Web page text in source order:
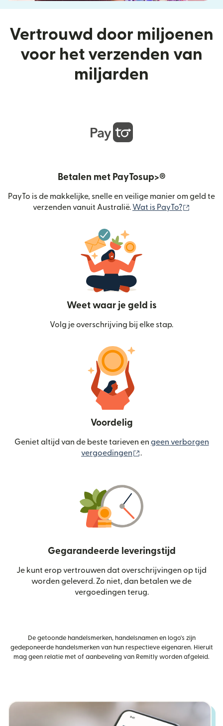
Vertrouwd door miljoenen
voor het verzenden van
miljarden
Betalen met PayTosup>®
PayTo is de makkelijke, snelle en veilige manier om geld te
verzenden vanuit Australië. Wat is PayTo?
Weet waar je geld is
Volg je overschrijving bij elke stap.
Voordelig
Geniet altijd van de beste tarieven en geen verborgen
vergoedingen
.
Gegarandeerde leveringstijd
Je kunt erop vertrouwen dat overschrijvingen op tijd
worden geleverd. Zo niet, dan betalen we de
vergoedingen terug.
De getoonde handelsmerken, handelsnamen en logo's zijn
gedeponeerde handelsmerken van hun respectieve eigenaren. Hieruit
mag geen relatie met of aanbeveling van Remitly worden afgeleid.